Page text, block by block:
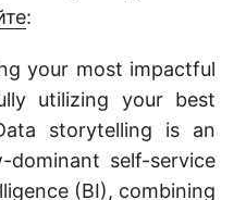
:
your most impactful
utilizing your best
storytelling is an
self-service
(BI), combining